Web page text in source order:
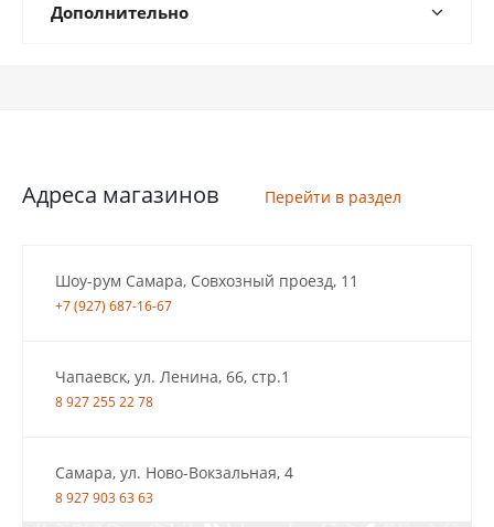
Дополнительно
Адреса магазинов Перейти в раздел
Шоу-рум Самара, Совхозный проезд, 11
+7 (927) 687-16-67
Чапаевск, ул. Ленина, 66, стр.1
8 927 255 22 78
Самара, ул. Ново-Вокзальная, 4
8 927 903 63 63